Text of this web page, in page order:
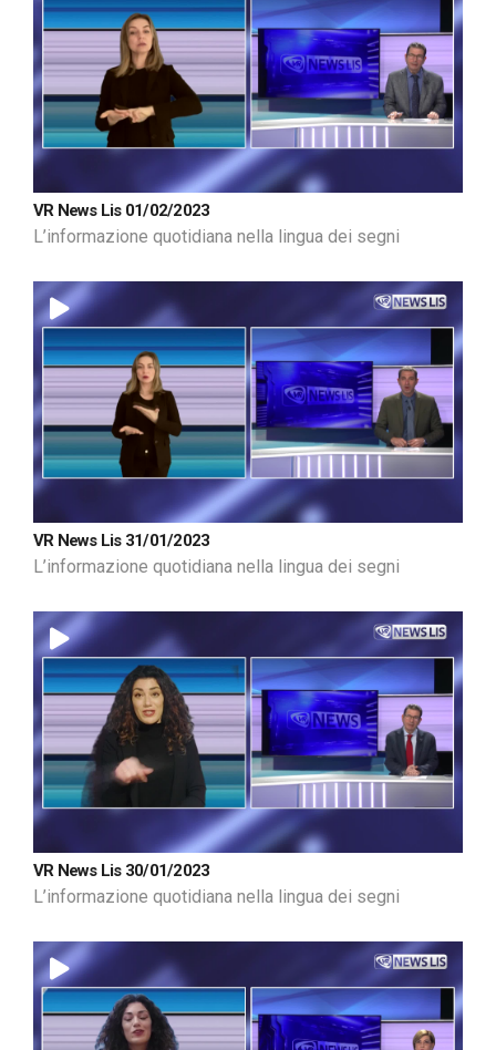
VR News Lis 01/02/2023
L’informazione quotidiana nella lingua dei segni
VR News Lis 31/01/2023
L’informazione quotidiana nella lingua dei segni
VR News Lis 30/01/2023
L’informazione quotidiana nella lingua dei segni